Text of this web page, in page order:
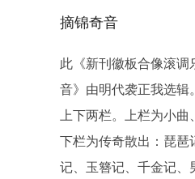
摘锦奇音
此《新刊徽板合像滚调
音》由明代袭正我选辑
上下两栏。上栏为小曲
下栏为传奇散出：琵琶
记、玉簪记、千金记、